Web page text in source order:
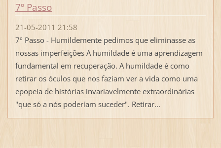
7º Passo
21-05-2011 21:58
7º Passo - Humildemente pedimos que eliminasse as
nossas imperfeições A humildade é uma aprendizagem
fundamental em recuperação. A humildade é como
retirar os óculos que nos faziam ver a vida como uma
epopeia de histórias invariavelmente extraordinárias
"que só a nós poderíam suceder". Retirar...